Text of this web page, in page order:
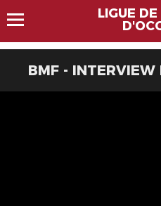
LIGUE
BMF - INTERVIEW